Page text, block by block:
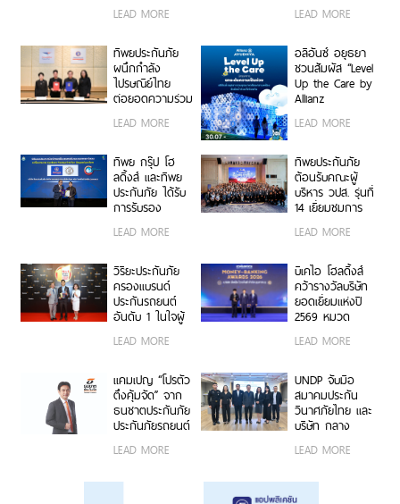
บาท จัดงานมอบ
เชิดชูเกียรติสุด
ยอดนายหน้า
200 ราย “Top
Sales 2026”
LEAD MORE เดือนแบบ
ครั้งแรกของไทย
เพิ่ม-ลด-หยุด
แผนได้ทุกเมื่อ
ไม่มีข้อผูกมัด
LEAD MORE
ทิพยประกันภัย
ผนึกกำลัง
ไปรษณีย์ไทย
ต่อยอดความร่วม
พันธมิตรเชิงกล
บริการประกันภัย
รูปแบบดิจิทัลเพื่อ
ประชาชน
LEAD MORE
อลิอันซ์ อยุธยา
ชวนสัมผัส “Level
Up the Care by
Allianz
นิทรรศการยก
ห่วง ในงาน Hug
HeartYai 2026
LEAD MORE
ทิพย กรุ๊ป โฮ
ลดิ้งส์ และทิพย
ประกันภัย ได้รับ
การรับรอง
คาร์บอนฟุตพริ้
ตอกย้ำความเป็น
ผู้นำธุรกิจประกัน
ภัยที่ขับเคลื่อน
ความยั่งยืนตาม
LEAD MORE
ทิพยประกันภัย
ต้อนรับคณะผู้
บริหาร วปส. รุ่นที่
14 เยี่ยมชมการ
นวัตกรรมองค์กร
LEAD MORE
วิริยะประกันภัย
ครองแบรนด์
ประกันรถยนต์
อันดับ 1 ในใจผู้
บนเวที
Brand Thailand
2026”
LEAD MORE
บีเคไอ โฮลดิ้งส์
คว้ารางวัลบริษัท
ยอดเยี่ยมแห่งปี
2569 หมวด
และประกันชีวิต
ซ้อน จากงาน
Money &
Banking Awards
2026 ตอกย้ำ
เติบโตอย่างโดด
LEAD MORE
แคมเปญ “โปรตัว
ตึงคุ้มจัด” จาก
ธนชาตประกันภัย
ประกันภัยรถยนต์
เจาะกลุ่มรถ
ยอดนิยม
LEAD MORE
UNDP จับมือ
สมาคมประกัน
วินาศภัยไทย และ
บริษัท กลาง
ภัยจากรถ จำกัด
มอเตอร์ไซค์
LEAD MORE